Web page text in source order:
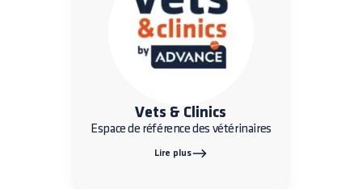
Vets & Clinics
Espace de référence des vétérinaires
Lire plus